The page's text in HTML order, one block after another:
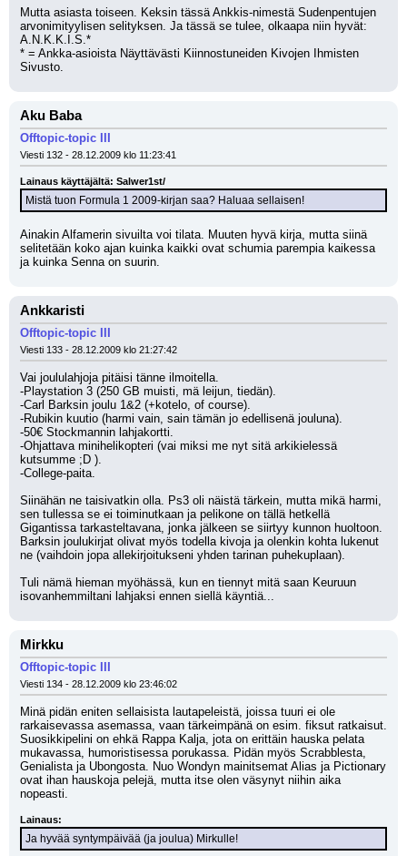
Mutta asiasta toiseen. Keksin tässä Ankkis-nimestä Sudenpentujen
arvonimityylisen selityksen. Ja tässä se tulee, olkaapa niin hyvät:
A.N.K.K.I.S.*
* = Ankka-asioista Näyttävästi Kiinnostuneiden Kivojen Ihmisten
Sivusto.
Aku Baba
Offtopic-topic III
Viesti 132 - 28.12.2009 klo 11:23:41
Lainaus käyttäjältä: Salwer1st/
Mistä tuon Formula 1 2009-kirjan saa? Haluaa sellaisen!
Ainakin Alfamerin sivuilta voi tilata. Muuten hyvä kirja, mutta siinä
selitetään koko ajan kuinka kaikki ovat schumia parempia kaikessa
ja kuinka Senna on suurin.
Ankkaristi
Offtopic-topic III
Viesti 133 - 28.12.2009 klo 21:27:42
Vai joululahjoja pitäisi tänne ilmoitella.
-Playstation 3 (250 GB muisti, mä leijun, tiedän).
-Carl Barksin joulu 1&2 (+kotelo, of course).
-Rubikin kuutio (harmi vain, sain tämän jo edellisenä jouluna).
-50€ Stockmannin lahjakortti.
-Ohjattava minihelikopteri (vai miksi me nyt sitä arkikielessä
kutsumme ;D ).
-College-paita.
Siinähän ne taisivatkin olla. Ps3 oli näistä tärkein, mutta mikä harmi,
sen tullessa se ei toiminutkaan ja pelikone on tällä hetkellä
Gigantissa tarkasteltavana, jonka jälkeen se siirtyy kunnon huoltoon.
Barksin joulukirjat olivat myös todella kivoja ja olenkin kohta lukenut
ne (vaihdoin jopa allekirjoitukseni yhden tarinan puhekuplaan).
Tuli nämä hieman myöhässä, kun en tiennyt mitä saan Keuruun
isovanhemmiltani lahjaksi ennen siellä käyntiä...
Mirkku
Offtopic-topic III
Viesti 134 - 28.12.2009 klo 23:46:02
Minä pidän eniten sellaisista lautapeleistä, joissa tuuri ei ole
rarkaisevassa asemassa, vaan tärkeimpänä on esim. fiksut ratkaisut.
Suosikkipelini on ehkä Rappa Kalja, jota on erittäin hauska pelata
mukavassa, humoristisessa porukassa. Pidän myös Scrabblesta,
Genialista ja Ubongosta. Nuo Wondyn mainitsemat Alias ja Pictionary
ovat ihan hauskoja pelejä, mutta itse olen väsynyt niihin aika
nopeasti.
Lainaus:
Ja hyvää syntympäivää (ja joulua) Mirkulle!